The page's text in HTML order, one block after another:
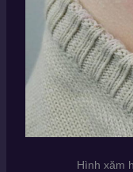
Hình xăm